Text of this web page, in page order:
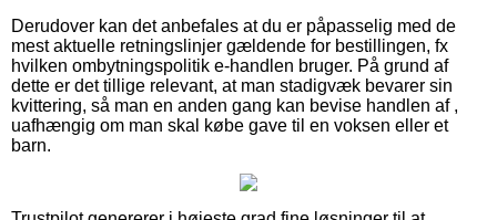
Derudover kan det anbefales at du er påpasselig med de
mest aktuelle retningslinjer gældende for bestillingen, fx
hvilken ombytningspolitik e-handlen bruger. På grund af
dette er det tillige relevant, at man stadigvæk bevarer sin
kvittering, så man en anden gang kan bevise handlen af ,
uafhængig om man skal købe gave til en voksen eller et
barn.